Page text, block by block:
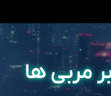
مربی ها